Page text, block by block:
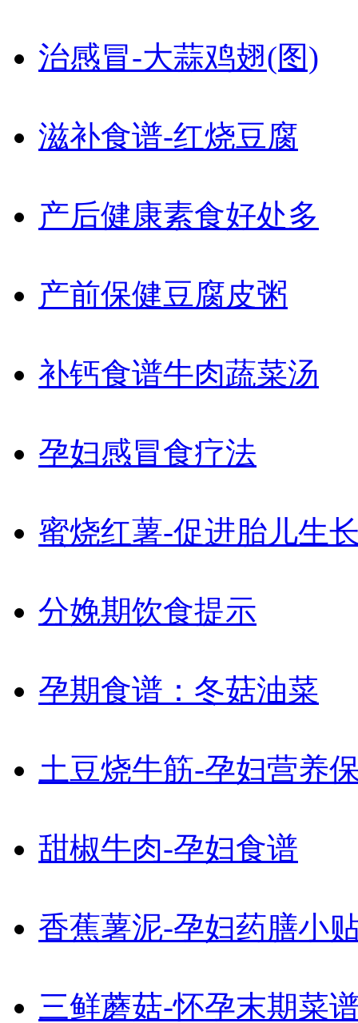
治感冒-大蒜鸡翅(图)
滋补食谱-红烧豆腐
产后健康素食好处多
产前保健豆腐皮粥
补钙食谱牛肉蔬菜汤
孕妇感冒食疗法
蜜烧红薯-促进胎儿生
分娩期饮食提示
孕期食谱：冬菇油菜
土豆烧牛筋-孕妇营养
甜椒牛肉-孕妇食谱
香蕉薯泥-孕妇药膳小
三鲜蘑菇-怀孕末期菜